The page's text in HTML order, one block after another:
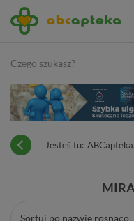
Jesteś tu:
Sortuj po nazwie rosnąco